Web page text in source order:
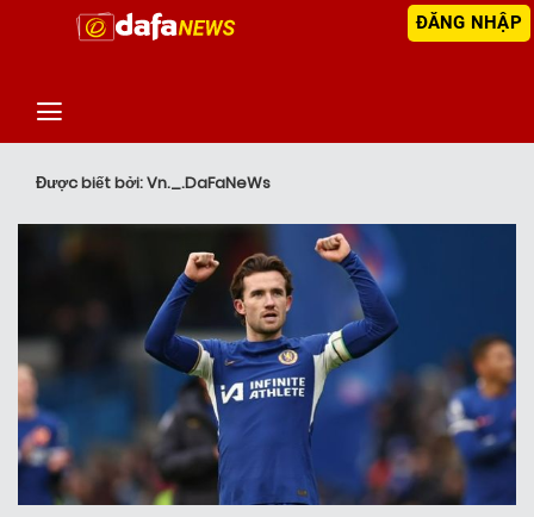
ĐĂNG NHẬP
Được biết bởi: Vn._.DaFaNeWs